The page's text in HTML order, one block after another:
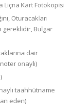
Liçna Kart Fotokopisi
Oturacakları
gereklidir, Bulgar
dair
onaylı)
taahhütname
eden)